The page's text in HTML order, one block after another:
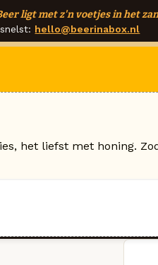
ligt met z'n voetjes in het
hello@beerinabox.nl
het liefst met honing.